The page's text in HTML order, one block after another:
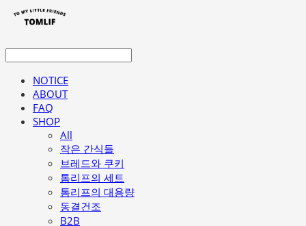
NOTICE
ABOUT
FAQ
SHOP
All
작은 간식들
브레드와 쿠키
톰리프의 세트
톰리프의 대용량
동결건조
B2B